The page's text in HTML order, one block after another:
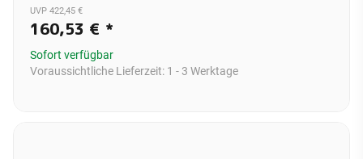
UVP 422,45 €
160,53 € *
Sofort verfügbar
Voraussichtliche Lieferzeit: 1 - 3 Werktage